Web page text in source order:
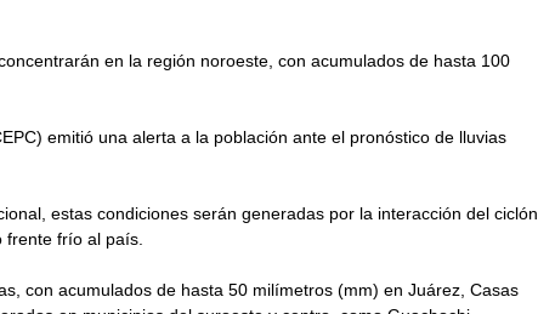
en la región noroeste, con acumulados de hasta 100
emitió una alerta a la población ante el pronóstico de lluvias
estas condiciones serán generadas por la interacción del ciclón
frente frío al país.
con acumulados de hasta 50 milímetros (mm) en Juárez, Casas